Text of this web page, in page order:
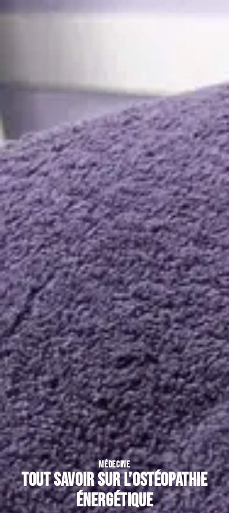
MÉDECINE
Tout savoir sur l’ostéopathie
énergétique